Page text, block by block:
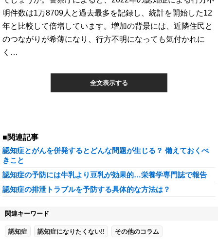
明件数は1万8709人と過去最多を記録し、統計を開始した12
年と比較して倍増しています。増加の背景には、近隣住民と
のつながりが希薄になり、行方不明になっても気付かれに
く…
全文表示する
■関連記事
認知症とがんを併発するとどんな問題が生じる？ 備えておくべ
きこと
認知症の予防には牛乳より豆乳が効果的…栄養学専門誌で報告
認知症の排泄トラブルを予防する具体的な方法は？
関連キーワード
認知症 認知症になりたくない!! その他のコラム